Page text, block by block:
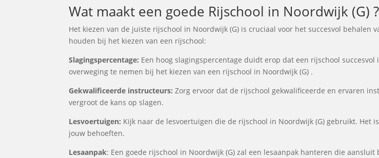
Wat maakt een goede Rijschool in Noordwijk (G) ?
Het kiezen van de juiste rijschool in Noordwijk (G) is cruciaal voor het succesvol
houden bij het kiezen van een rijschool:
Slagingspercentage: Een hoog slagingspercentage duidt erop dat een rijschool
overweging te nemen bij het kiezen van een rijschool in Noordwijk (G) .
Gekwalificeerde instructeurs: Zorg ervoor dat de rijschool gekwalificeerde en ervaren
vergroot de kans op slagen.
Lesvoertuigen: Kijk naar de lesvoertuigen die de rijschool in Noordwijk (G) gebruikt. Het
jouw behoeften.
Lesaanpak: Een goede rijschool in Noordwijk (G) zal een lesaanpak hanteren die